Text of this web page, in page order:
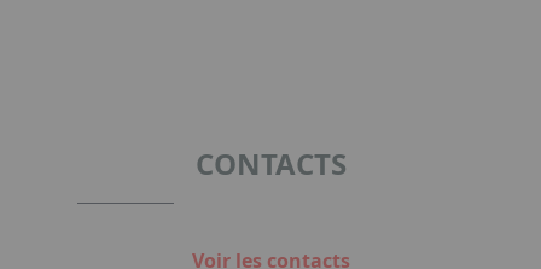
CONTACTS
Voir les contacts